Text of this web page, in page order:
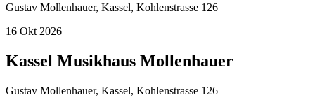
Gustav Mollenhauer, Kassel, Kohlenstrasse 126
16 Okt 2026
Kassel Musikhaus Mollenhauer
Gustav Mollenhauer, Kassel, Kohlenstrasse 126